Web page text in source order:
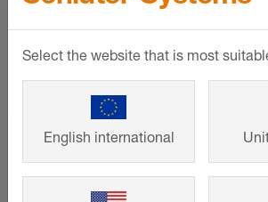
Select the website that is most
English international